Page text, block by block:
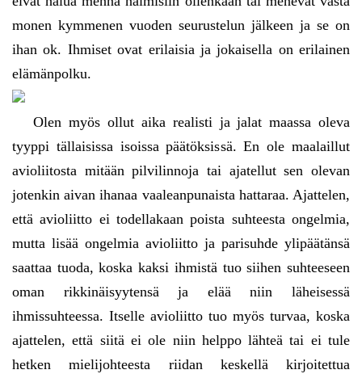
monen kymmenen vuoden seurustelun jälkeen ja se on
ihan ok. Ihmiset ovat erilaisia ja jokaisella on erilainen
elämänpolku.
Olen myös ollut aika realisti ja jalat maassa oleva
tyyppi tällaisissa isoissa päätöksissä. En ole maalaillut
avioliitosta mitään pilvilinnoja tai ajatellut sen olevan
jotenkin aivan ihanaa vaaleanpunaista hattaraa. Ajattelen,
että avioliitto ei todellakaan poista suhteesta ongelmia,
mutta lisää ongelmia avioliitto ja parisuhde ylipäätänsä
saattaa tuoda, koska kaksi ihmistä tuo siihen suhteeseen
oman rikkinäisyytensä ja elää niin läheisessä
ihmissuhteessa. Itselle avioliitto tuo myös turvaa, koska
ajattelen, että siitä ei ole niin helppo lähteä tai ei tule
hetken mielijohteesta riidan keskellä kirjoitettua